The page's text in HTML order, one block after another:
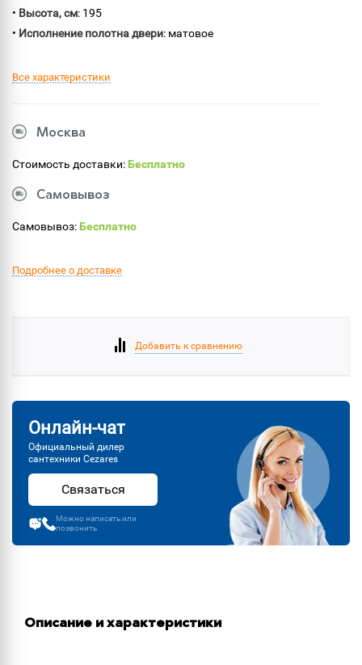
• Высота, см: 195
• Исполнение полотна двери: матовое
Все характеристики
Москва
Стоимость доставки:Бесплатно
Самовывоз
Самовывоз:Бесплатно
Подробнее о доставке
Добавить к сравнению
Онлайн-чат
Официальный дилер
сантехники Cezares
Связаться
Можно написать или
позвонить
Описание и характеристики